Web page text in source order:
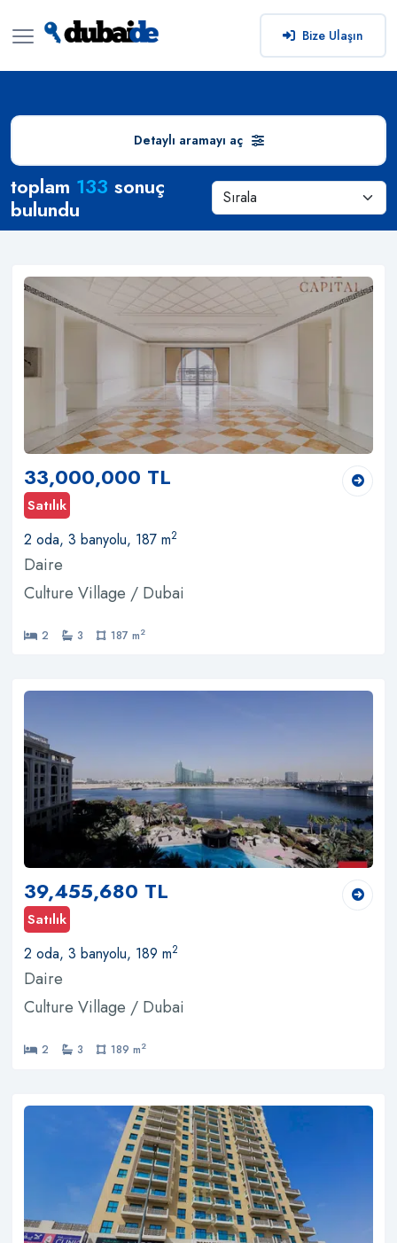
Bize Ulaşın
Arama SonuçlarıDetaylı aramayı aç
toplam 133 sonuç
bulundu
33,000,000 TL
Satılık
2 oda, 3 banyolu, 187 m2
Daire
Culture Village / Dubai
2 3 187 m2
39,455,680 TL
Satılık
2 oda, 3 banyolu, 189 m2
Daire
Culture Village / Dubai
2 3 189 m2